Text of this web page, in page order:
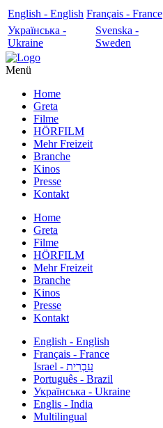
English - English Français - France
Українська -
Ukraine
Svenska -
Sweden
Menü
Home
Greta
Filme
HÖRFILM
Mehr Freizeit
Branche
Kinos
Presse
Kontakt
Home
Greta
Filme
HÖRFILM
Mehr Freizeit
Branche
Kinos
Presse
Kontakt
English - English
Français - France
עִבְרִית - Israel
Português - Brazil
Українська - Ukraine
Englis - India
Multilingual